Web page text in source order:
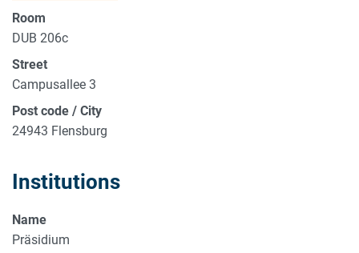
Room
DUB 206c
Street
Campusallee 3
Post code / City
24943 Flensburg
Institutions
Name
Präsidium